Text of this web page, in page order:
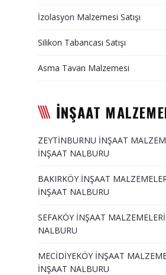
İzolasyon Malzemesi Satışı
Silikon Tabancası Satışı
Asma Tavan Malzemesi
İNŞAAT
ZEYTİNBURNU İNŞAAT
İNŞAAT NALBURU
BAKIRKÖY İNŞAAT
İNŞAAT NALBURU
SEFAKÖY İNŞAAT
NALBURU
MECİDİYEKÖY İNŞAAT
İNŞAAT NALBURU